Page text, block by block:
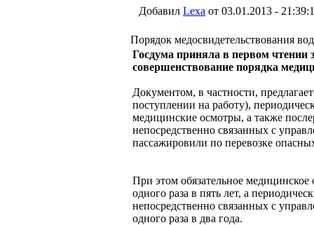
Добавил Lexa от 03.01.2013 -
Порядок медосвидетельствования
Госдума приняла в первом чтении
совершенствование порядка
Документом, в частности,
поступлении на работу),
медицинские осмотры, а также
непосредственно связанных с
пассажировили по перевозке
При этом обязательное медицинское
одного раза в пять лет, а
непосредственно связанных с
одного раза в два года.